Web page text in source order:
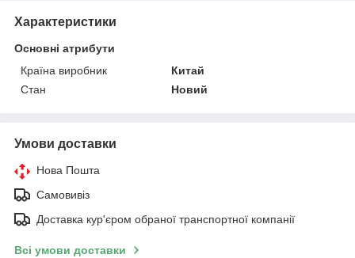
Характеристики
Основні атрибути
Країна виробник
Китай
Стан
Новий
Умови доставки
Нова Пошта
Самовивіз
Доставка кур'єром обраної транспортної компанії
Всі умови доставки